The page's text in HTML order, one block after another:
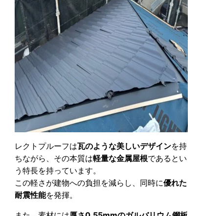
レクトプルーフは瓦のような美しいデザインを持
ちながら、その本質は軽量な金属屋根であるとい
う特長を持っています。
この軽さが建物への負担を減らし、同時に優れた
耐震性能を発揮。